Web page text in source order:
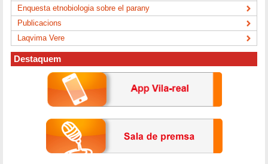
Enquesta etnobiologia sobre el parany
Publicacions
Laqvima Vere
Destaquem